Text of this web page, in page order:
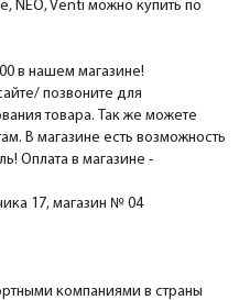
Venti можно купить по
в нашем магазине!
позвоните для
товара. Так же можете
В магазине есть возможность
Оплата в магазине -
17, магазин № 04
компаниями в страны